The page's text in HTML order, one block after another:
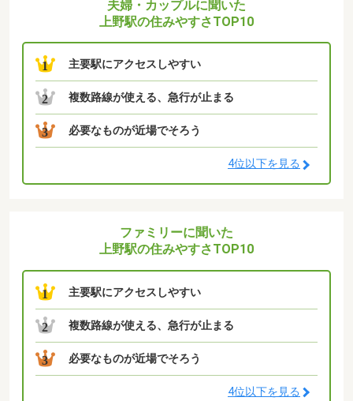
夫婦・カップルに聞いた
上野駅の住みやすさTOP10
1 主要駅にアクセスしやすい
2 複数路線が使える、急行が止まる
3 必要なものが近場でそろう
4位以下を見る
ファミリーに聞いた
上野駅の住みやすさTOP10
1 主要駅にアクセスしやすい
2 複数路線が使える、急行が止まる
3 必要なものが近場でそろう
4位以下を見る